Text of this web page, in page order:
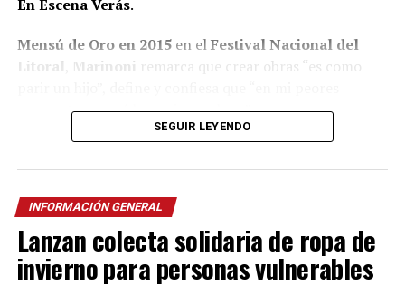
En Escena Verás.
Mensú de Oro en 2015en elFestival Nacional del
Litoral Marinoni remarca que crear obras “es como
momentos saqué las mejores obras”.
para integrar el Ballet Folklórico Nacionalal mando
de la renombradaNorma Viola
“nunca me consideré un buen bailarín” y recuerda que
se fue de Posadas con la idea de volver y crear el grupo
de danzas que aún no existía.
SEGUIR LEYENDO
INFORMACIÓN GENERAL
Lanzan colecta solidaria de ropa de
invierno para personas vulnerables